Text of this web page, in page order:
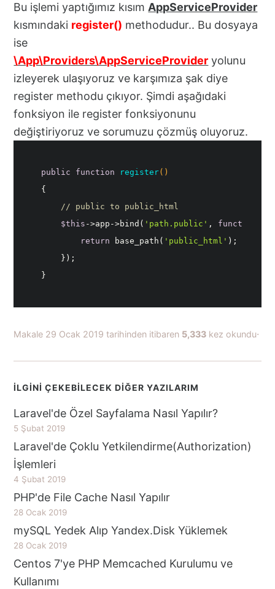
Bu işlemi yaptığımız kısım AppServiceProvider
kısmındaki register() methodudur.. Bu dosyaya
ise
\App\Providers\AppServiceProvider yolunu
izleyerek ulaşıyoruz ve karşımıza şak diye
register methodu çıkıyor. Şimdi aşağıdaki
fonksiyon ile register fonksiyonunu
değiştiriyoruz ve sorumuzu çözmüş oluyoruz.
public function register()
// public to public_html
$this ->app->bind( 'path.public' , function
return base_path( 'public_html'
}
Makale 29 Ocak 2019 tarihinden itibaren 5,333 kez okundu⋅
İLGİNİ ÇEKEBİLECEK DİĞER YAZILARIM
Laravel'de Özel Sayfalama Nasıl Yapılır?
5 Şubat 2019
Laravel'de Çoklu Yetkilendirme(Authorization)
İşlemleri
4 Şubat 2019
PHP'de File Cache Nasıl Yapılır
28 Ocak 2019
mySQL Yedek Alıp Yandex.Disk Yüklemek
28 Ocak 2019
Centos 7'ye PHP Memcached Kurulumu ve
Kullanımı